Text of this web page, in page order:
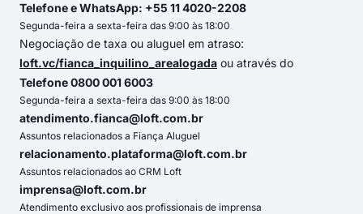
Telefone e WhatsApp: +55 11 4020-2208
Segunda-feira a sexta-feira das 9:00 às 18:00
Negociação de taxa ou aluguel em atraso:
loft.vc/fianca_inquilino_arealogada ou através do
Telefone 0800 001 6003
Segunda-feira a sexta-feira das 9:00 às 18:00
atendimento.fianca@loft.com.br
Assuntos relacionados a Fiança Aluguel
relacionamento.plataforma@loft.com.br
Assuntos relacionados ao CRM Loft
imprensa@loft.com.br
Atendimento exclusivo aos profissionais de imprensa